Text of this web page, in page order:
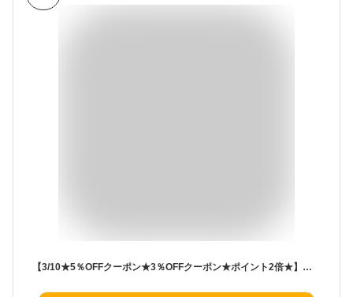
【3/10★5％OFFクーポン★3％OFFクーポン★ポイント2倍★】アイラブ小豆島 12枚入【 チョコレート ラングドシャー ギフト バレンタイン ハート 小豆島 オリーブ 春日堂 】